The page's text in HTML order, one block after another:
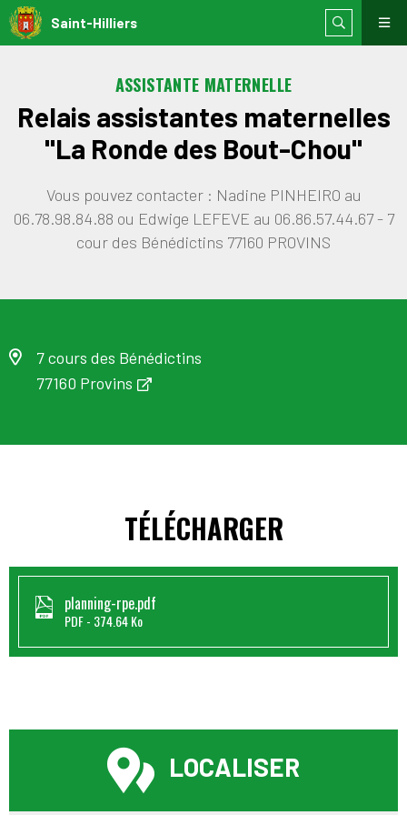
Saint-Hilliers
ASSISTANTE MATERNELLE
Relais assistantes maternelles
"La Ronde des Bout-Chou"
Vous pouvez contacter : Nadine PINHEIRO au
06.78.98.84.88 ou Edwige LEFEVE au 06.86.57.44.67 - 7
cour des Bénédictins 77160 PROVINS
7 cours des Bénédictins
77160 Provins
TÉLÉCHARGER
planning-rpe.pdf
PDF 374.64 Ko
LOCALISER